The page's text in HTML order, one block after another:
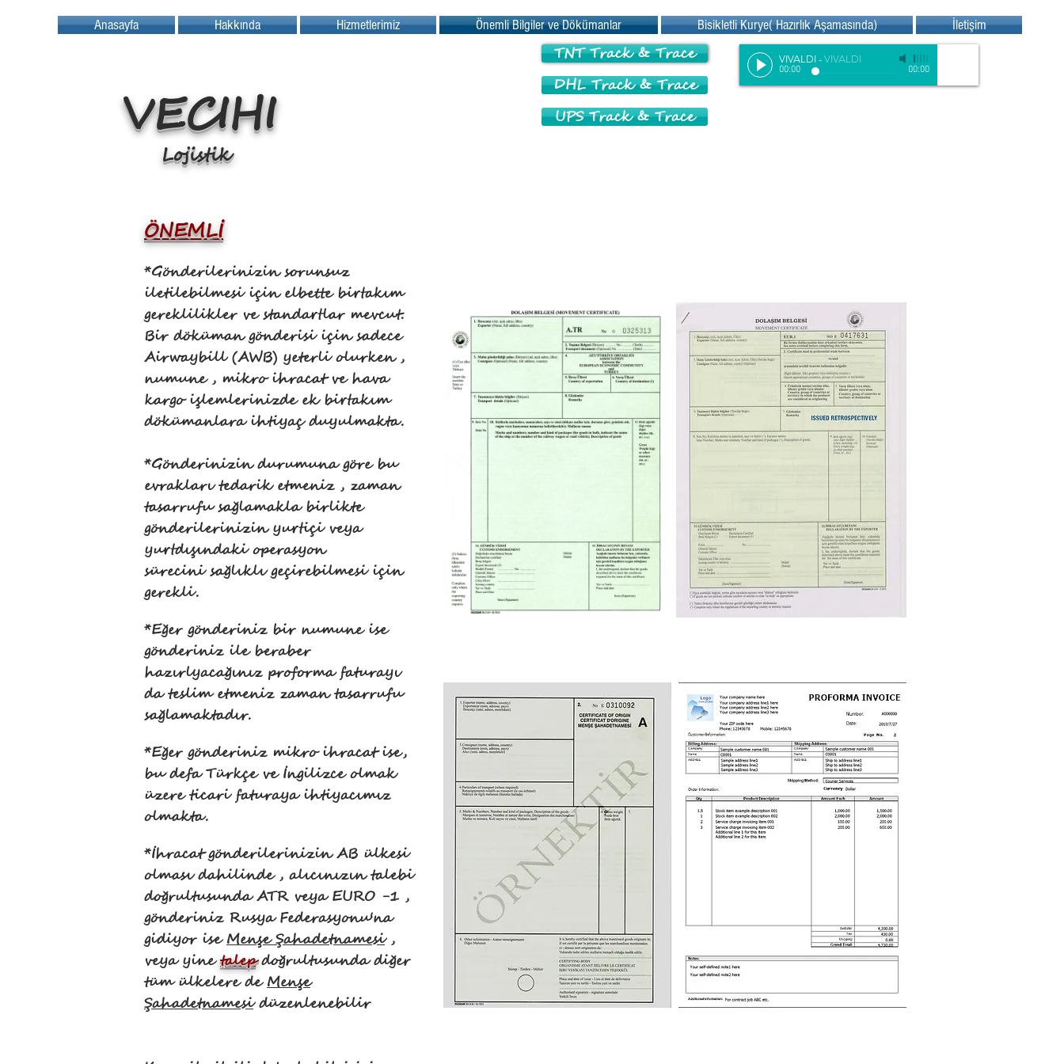
VECIHI
Lojistik
Anasayfa Hakkında Hizmetlerimiz Önemli Bilgiler ve Dökümanlar Bisikletli Kurye( Hazırlık Aşamasında) İletişim
VIVALDI - VIVALDI
00:00 00:00
DHL Track & Trace
TNT Track & Trace
UPS Track & Trace
ÖNEMLİ
*Gönderilerinizin sorunsuz
iletilebilmesi için elbette birtakım
gereklilikler ve standartlar mevcut.
Bir döküman gönderisi için sadece
Airwaybill (AWB) yeterli olurken ,
numune , mikro ihracat ve hava
kargo işlemlerinizde ek birtakım
dökümanlara ihtiyaç duyulmakta.
*Gönderinizin durumuna göre bu
evrakları tedarik etmeniz , zaman
tasarrufu sağlamakla birlikte
gönderilerinizin yurtiçi veya
yurtdışındaki operasyon
sürecini sağlıklı geçirebilmesi için
gerekli.
*Eğer gönderiniz bir numune ise
gönderiniz ile beraber
hazırlyacağınız proforma faturayı
da teslim etmeniz zaman tasarrufu
sağlamaktadır.
*Eğer gönderiniz mikro ihracat ise,
bu defa Türkçe ve İngilizce olmak
üzere ticari faturaya ihtiyacımız
olmakta.
*İhracat gönderilerinizin AB ülkesi
olması dahilinde , alıcınızın talebi
doğrultusunda ATR veya EURO -1 ,
gönderiniz Rusya Federasyonu'na
gidiyor iseMenşe Şahadetnamesi,
veya yinetalep doğrultusunda diğer
tüm ülkelere deMenşe
Şahadetnamesidüzenlenebilir